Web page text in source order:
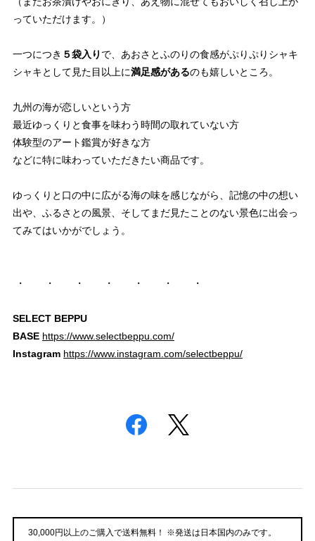
っていただけます。）
一つにつき ５袋入り で、あおさとふのりの食感がぷりぷりシャキ
シャキとして見た目以上に満足感があるのも嬉しいところ。
九州の海が恋しいという方
最近ゆっくりと食事を味わう時間の取れていない方
体験型のアート鑑賞が好きな方
などに特に味わっていただきたい商品です。
ゆっくりと口の中に広がる海の味を感じながら、記憶の中の想い
出や、ふるさとの風景、そしてまだ見たことのない景色に出会っ
てみてはいかがでしょう。
・ ・ ・ ・ ・ ・ ・
SELECT BEPPU
BASE https://www.selectbeppu.com/
Instagram https://www.instagram.com/selectbeppu/
30,000円以上のご購入で送料無料！ ※発送は日本国内のみです。